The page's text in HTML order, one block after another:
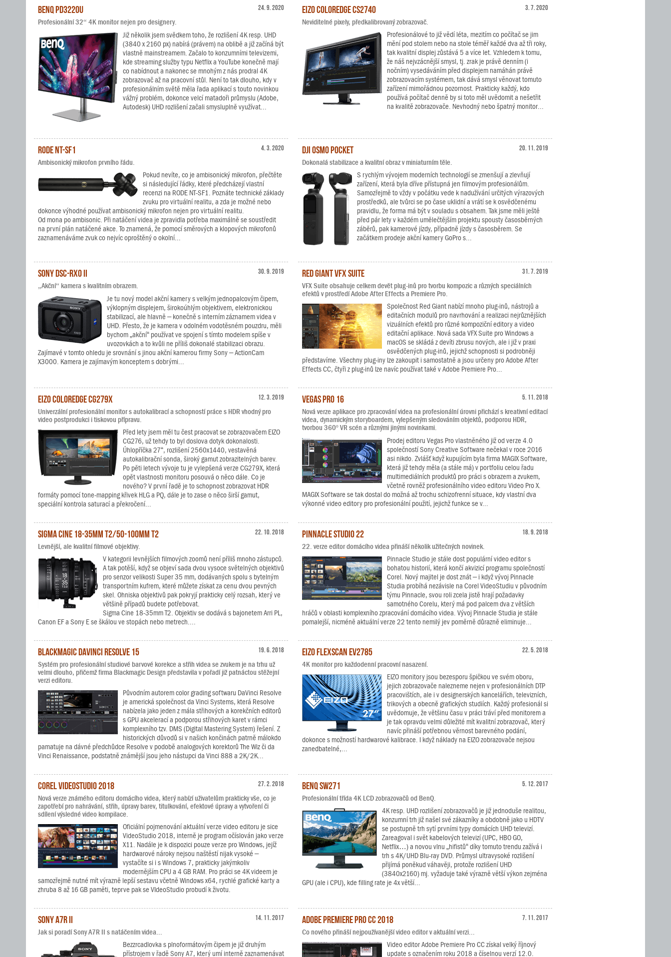
24. 9. 2020
BenQ PD3220U
Profesionální 32“ 4K monitor nejen pro designery.
Již několik jsem svědkem toho, že rozlišení 4K resp. UHD
(3840 x 2160 px) nabírá (právem) na oblibě a již začíná být
vlastně mainstreamem. Začalo to konzumními televizemi,
kde streaming služby typu Netflix a YouTube konečně mají
co nabídnout a nakonec se mnohým z nás prodral 4K
zobrazovač až na pracovní stůl. Není to tak dlouho, kdy v
profesionálním světě měla řada aplikací s touto novinkou
vážný problém, dokonce velcí matadoři průmyslu (Adobe,
Autodesk) UHD rozlišení začali smysluplně využívat...
3. 7. 2020
EIZO ColorEdge CS2740
Neviditelné pixely, předkalibrovaný zobrazovač.
Profesionálové to již vědí léta, mezitím co počítač se jim
mění pod stolem nebo na stole téměř každé dva až tři roky,
tak kvalitní displej zůstává 5 a více let. Vzhledem k tomu,
že náš nejvzácnější smysl, tj. zrak je právě denním (i
nočním) vysedáváním před displejem namáhán právě
zobrazovacím systémem, tak dává smysl věnovat tomuto
zařízení mimořádnou pozornost. Prakticky každý, kdo
používá počítač denně by si toto měl uvědomit a nešetřit
na kvalitě zobrazovače. Nevhodný nebo špatný monitor...
4. 3. 2020
RODE NT-SF1
Ambisonický mikrofon prvního řádu.
Pokud nevíte, co je ambisonický mikrofon, přečtěte
si následující řádky, které předcházejí vlastní
recenzi na RODE NT-SF1. Poznáte technické základy
zvuku pro virtuální realitu, a zda je možné nebo
dokonce výhodné používat ambisonický mikrofon nejen pro virtuální realitu.
Od mona po ambisonic. Při natáčení videa je zpravidla potřeba maximálně se soustředit
na první plán natáčené akce. To znamená, že pomocí směrových a klopových mikrofonů
zaznamenáváme zvuk co nejvíc oproštěný o okolní...
20. 11. 2019
DJI Osmo Pocket
Dokonalá stabilizace a kvalitní obraz v miniaturním těle.
S rychlým vývojem moderních technologií se zmenšují a zlevňují
zařízení, která byla dříve přístupná jen filmovým profesionálům.
Samozřejmě to vždy v počátku vede k nadužívání určitých výrazových
prostředků, ale tvůrci se po čase uklidní a vrátí se k osvědčenému
pravidlu, že forma má být v souladu s obsahem. Tak jsme měli ještě
před pár lety v každém umělečtějším projektu spousty časosběrných
záběrů, pak kamerové jízdy, případně jízdy s časosběrem. Se
začátkem prodeje akční kamery GoPro s...
30. 9. 2019
Sony DSC-RX0 II
„Akční“ kamera s kvalitním obrazem.
Je tu nový model akční kamery s velkým jednopalcovým čipem,
výklopným displejem, širokoúhlým objektivem, elektronickou
stabilizací, ale hlavně – konečně s interním záznamem videa v
UHD. Přesto, že je kamera v odolném vodotěsném pouzdru, měli
bychom „akční“ používat ve spojení s tímto modelem spíše v
uvozovkách a to kvůli ne příliš dokonalé stabilizaci obrazu.
Zajímavé v tomto ohledu je srovnání s jinou akční kamerou firmy Sony – ActionCam
X3000. Kamera je zajímavým konceptem s dobrými...
31. 7. 2019
Red Giant VFX Suite
VFX Suite obsahuje celkem devět plug-inů pro tvorbu kompozic a různých speciálních
efektů v prostředí Adobe After Effects a Premiere Pro.
Společnost Red Giant nabízí mnoho plug-inů, nástrojů a
editačních modulů pro navrhování a realizaci nejrůznějších
vizuálních efektů pro různé kompoziční editory a video
editační aplikace. Nová sada VFX Suite pro Windows a
macOS se skládá z devíti zbrusu nových, ale i již v praxi
osvědčených plug-inů, jejichž schopnosti si podrobněji
představíme. Všechny plug-iny lze zakoupit i samostatně a jsou určeny pro Adobe After
Effects CC, čtyři z plug-inů lze navíc používat také v Adobe Premiere Pro...
12. 3. 2019
EIZO ColorEdge CG279X
Univerzální profesionální monitor s autokalibrací a schopností práce s HDR vhodný pro
video postprodukci i tiskovou přípravu.
Před lety jsem měl tu čest pracovat se zobrazovačem EIZO
CG276, už tehdy to byl doslova dotyk dokonalosti.
Úhlopříčka 27“, rozlišení 2560x1440, vestavěná
autokalibrační sonda, široký gamut zobrazitelných barev.
Po pěti letech vývoje tu je vylepšená verze CG279X, která
opět vlastnosti monitoru posouvá o něco dále. Co je
nového? V první řadě je to schopnost zobrazovat HDR
formáty pomocí tone-mapping křivek HLG a PQ, dále je to zase o něco širší gamut,
speciální kontrola saturací a překročení...
5. 11. 2018
Vegas Pro 16
Nová verze aplikace pro zpracování videa na profesionální úrovni přichází s kreativní editací
videa, dynamickým storyboardem, vylepšeným sledováním objektů, podporou HDR,
tvorbou 360º VR scén a různými jinými novinkami.
Prodej editoru Vegas Pro vlastněného již od verze 4.0
společností Sony Creative Software nečekal v roce 2016
asi nikdo. Zvlášť když kupujícím byla firma MAGIX Software,
která již tehdy měla (a stále má) v portfoliu celou řadu
multimediálních produktů pro práci s obrazem a zvukem,
včetně rovněž profesionálního video editoru Video Pro X.
MAGIX Software se tak dostal do možná až trochu schizofrenní situace, kdy vlastní dva
výkonné video editory pro profesionální použití, jejichž funkce se v...
22. 10. 2018
Sigma Cine 18-35mm T2/50-100mm T2
Levnější, ale kvalitní filmové objektivy.
V kategorii levnějších filmových zoomů není příliš mnoho zástupců.
A tak potěší, když se objeví sada dvou vysoce světelných objektivů
pro senzor velikosti Super 35 mm, dodávaných spolu s bytelným
transportním kufrem, které můžete získat za cenu dvou pevných
skel. Ohniska objektivů pak pokryjí prakticky celý rozsah, který ve
většině případů budete potřebovat.
Sigma Cine 18-35mm T2. Objektiv se dodává s bajonetem Arri PL,
Canon EF a Sony E se škálou ve stopách nebo metrech....
18. 9. 2018
Pinnacle Studio 22
22. verze editor domácího videa přináší několik užitečných novinek.
Pinnacle Studio je stále dost populární video editor s
bohatou historií, která končí akvizicí programu společností
Corel. Nový majitel je dost znát – i když vývoj Pinnacle
Studia probíhá nezávisle na Corel VideoStudiu v původním
týmu Pinnacle, svou roli zcela jistě hrají požadavky
samotného Corelu, který má pod palcem dva z větších
hráčů v oblasti komplexního zpracování domácího videa. Vývoj Pinnacle Studia je stále
pomalejší, nicméně aktuální verze 22 tento nemilý jev poměrně důrazně eliminuje...
19. 6. 2018
Blackmagic DaVinci Resolve 15
Systém pro profesionální studiové barvové korekce a střih videa se zvukem je na trhu už
velmi dlouho, přičemž firma Blackmagic Design představila v pořadí již patnáctou stěžejní
verzi editoru.
Původním autorem color grading softwaru DaVinci Resolve
je americká společnost da Vinci Systems, která Resolve
nabízela jako jeden z mála střihových a korekčních editorů
s GPU akcelerací a podporou střihových karet v rámci
komplexního tzv. DMS (Digital Mastering System) řešení. Z
historických důvodů si v našich končinách patrně málokdo
pamatuje na dávné předchůdce Resolve v podobě analogových korektorů The Wiz či da
Vinci Renaissance, podstatně známější jsou jeho nástupci da Vinci 888 a 2K/2K...
22. 5. 2018
EIZO FlexScan EV2785
4K monitor pro každodenní pracovní nasazení.
EIZO monitory jsou bezesporu špičkou ve svém oboru,
jejich zobrazovače nalezneme nejen v profesionálních DTP
pracovištích, ale i v designerských kancelářích, televizních,
trikových a obecně grafických studiích. Každý profesionál si
uvědomuje, že většinu času v práci tráví před monitorem a
je tak opravdu velmi důležité mít kvalitní zobrazovač, který
navíc přináší potřebnou věrnost barevného podání,
dokonce s možností hardwarové kalibrace. I když náklady na EIZO zobrazovače nejsou
zanedbatelné,...
27. 2. 2018
Corel VideoStudio 2018
Nová verze známého editoru domácího videa, který nabízí uživatelům prakticky vše, co je
zapotřebí pro nahrávání, střih, úpravy barev, titulkování, efektové úpravy a vytvoření či
sdílení výsledné video kompilace.
Oficiální pojmenování aktuální verze video editoru je sice
VideoStudio 2018, interně je program očíslován jako verze
X11. Nadále je k dispozici pouze verze pro Windows, jejíž
hardwarové nároky nejsou naštěstí nijak vysoké –
vystačíte si i s Windows 7, prakticky jakýmkoliv
modernějším CPU a 4 GB RAM. Pro práci se 4K videem je
samozřejmě nutné mít výrazně lepší sestavu včetně Windows x64, rychlé grafické karty a
zhruba 8 až 16 GB paměti, teprve pak se VIdeoStudio probudí k životu.
5. 12. 2017
BenQ SW271
Profesionální třída 4K LCD zobrazovačů od BenQ.
4K resp. UHD rozlišení zobrazovačů je již jednoduše realitou,
konzumní trh již našel své zákazníky a obdobně jako u HDTV
se postupně trh sytí prvními typy domácích UHD televizí.
Zareagoval i svět kabelových televizí (UPC, HBO GO,
Netflix…) a novou vlnu „hifistů“ díky tomuto trendu zažívá i
trh s 4K/UHD Blu-ray DVD. Průmysl ultravysoké rozlišení
přijímá poněkud váhavěji, protože rozlišení UHD
(3840x2160) mj. vyžaduje také výrazně větší výkon zejména
GPU (ale i CPU), kde filling rate je 4x větší...
14. 11. 2017
Sony A7R II
Jak si poradí Sony A7R II s natáčením videa...
Bezzrcadlovka s plnoformátovým čipem je již druhým
přístrojem v řadě Sony A7, který umí interně zaznamenávat
7. 11. 2017
Adobe Premiere Pro CC 2018
Co nového přináší nejpoužívanější video editor v aktuální verzi...
Video editor Adobe Premiere Pro CC získal velký říjnový
update s označením roku 2018 a číselnou verzí 12.0.